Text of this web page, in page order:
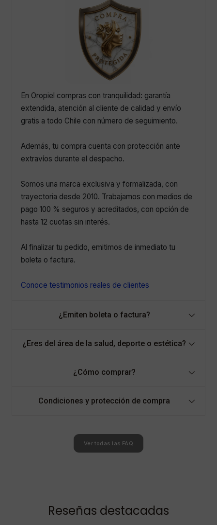
En Oropiel compras con tranquilidad: garantía
extendida, atención al cliente de calidad y envío
gratis a todo Chile con número de seguimiento.
Además, tu compra cuenta con protección ante
extravíos durante el despacho.
Somos una marca exclusiva y formalizada, con
trayectoria desde 2010. Trabajamos con medios de
pago 100 % seguros y acreditados, con opción de
hasta 12 cuotas sin interés.
Al finalizar tu pedido, emitimos de inmediato tu
boleta o factura.
Conoce testimonios reales de clientes
¿Emiten boleta o factura?
¿Eres del área de la salud, deporte o estética?
¿Cómo comprar?
Condiciones y protección de compra
Ver todas las FAQ
Reseñas destacadas